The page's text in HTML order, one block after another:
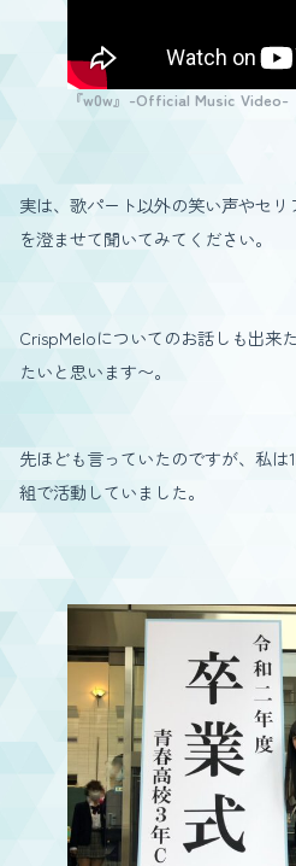
『w0w』-Official Music Video-
実は、歌パート以外の笑い声やセ
を澄ませて聞いてみてください。
CrispMeloについてのお話しも出来
たいと思います〜。
先ほども言っていたのですが、私は
組で活動していました。